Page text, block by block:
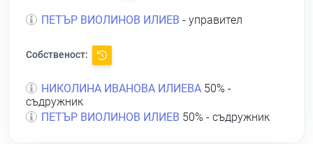
ПЕТЪР ВИОЛИНОВ ИЛИЕВ - управител
Собственост:
НИКОЛИНА ИВАНОВА ИЛИЕВА 50% -
съдружник
ПЕТЪР ВИОЛИНОВ ИЛИЕВ 50% - съдружник